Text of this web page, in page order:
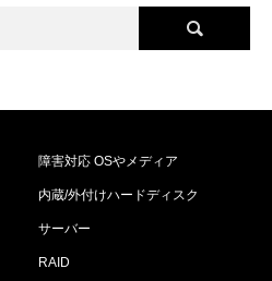
障害対応 OSやメディア
内蔵/外付けハードディスク
サーバー
RAID